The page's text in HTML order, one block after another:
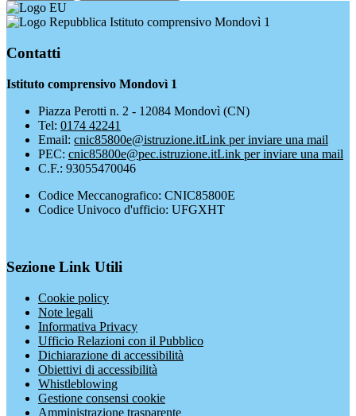
Istituto comprensivo Mondovì 1
Contatti
Istituto comprensivo Mondovì 1
Piazza Perotti n. 2 - 12084 Mondovì (CN)
Tel: 0174 42241
Email: cnic85800e@istruzione.itLink per inviare una mail
PEC: cnic85800e@pec.istruzione.itLink per inviare una mail
C.F.: 93055470046
Codice Meccanografico: CNIC85800E
Codice Univoco d'ufficio: UFGXHT
Sezione Link Utili
Cookie policy
Note legali
Informativa Privacy
Ufficio Relazioni con il Pubblico
Dichiarazione di accessibilità
Obiettivi di accessibilità
Whistleblowing
Gestione consensi cookie
Amministrazione trasparente